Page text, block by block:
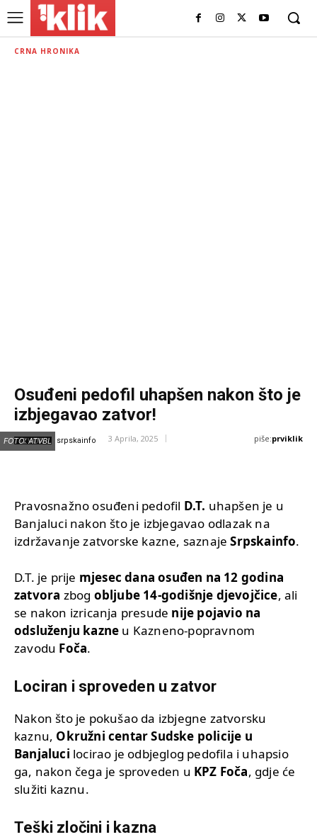
CRNA HRONIKA
Osuđeni pedofil uhapšen nakon što je
izbjegavao zatvor!
IZVOR: srpskainfo 3 Aprila, 2025 piše:prviklik
FOTO: ATVBL
Pravosnažno osuđeni pedofil D.T. uhapšen je u
Banjaluci nakon što je izbjegavao odlazak na
izdržavanje zatvorske kazne, saznajeSrpskainfo.
D.T. je prije mjesec dana osuđen na 12 godina
zatvora zbog obljube 14-godišnje djevojčice, ali
se nakon izricanja presude nije pojavio na
odsluženju kazne u Kazneno-popravnom
zavodu Foča.
Lociran i sproveden u zatvor
Nakon što je pokušao da izbjegne zatvorsku
kaznu, Okružni centar Sudske policije u
Banjaluci locirao je odbjeglog pedofila i uhapsio
ga, nakon čega je sproveden u KPZ Foča, gdje će
služiti kaznu.
Teški zločini i kazna